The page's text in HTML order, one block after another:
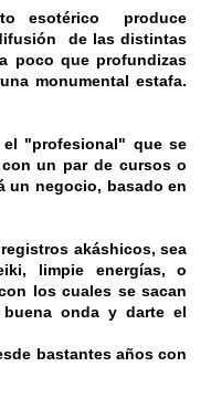
esotérico produce
de las distintas
poco que profundizas
monumental estafa.
"profesional" que se
un par de cursos o
un negocio, basado en
akáshicos, sea
limpie energías, o
los cuales se sacan
onda y darte el
bastantes años con